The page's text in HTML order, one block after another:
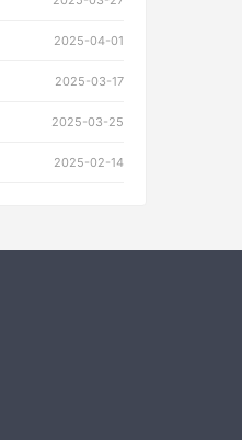
2025-04-01
2025-03-17
2025-03-25
2025-02-14